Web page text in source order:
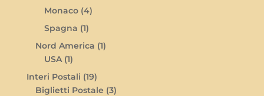
Monaco (4)
Spagna (1)
Nord America (1)
USA (1)
Interi Postali (19)
Biglietti Postale (3)